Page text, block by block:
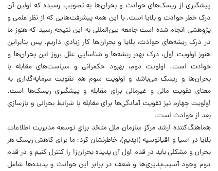
پیشگیری از ریسک‌های حوادث و بحران‌ها به تصویب رسیده که اولین آن
درک خطر حوادث و بلایا است. با این ‌همه پیشرفت‌هایی که از نظر علمی و
پژوهشی انجام شده است جامعه بین‌المللی به این نتیجه رسید که هنوز ما
در درک ریشه‌های حوادث، بلایا و بحران‌ها کار زیادی داریم. پس بنابراین
هنوز اولویت اول، درک بهتر ریشه‌ها و شناسایی علل بروز این بحران‌ها و
حوادث است. اولویت دوم، بهبود حکمرانی و سیاست‌های مقابله با
بحران‌ها و ریسک می‌باشد و اولویت سوم هم تقویت سرمایه‌گذاری به
معنای تقویت مالی و غیرمالی برای مقابله و پیشگیری ریسک‌ها است.
اولویت چهارم نیز تقویت آمادگی‌ها برای مقابله با شرایط بحرانی و بازسازی
بعد از حوادث است.
هماهنگ‌کننده ارشد مركز سازمان ملل متحّد براي توسعه مديريت اطلاعات
بلايا در آسيا و اقيانوسيه (اپديم)، خاطرنشان کرد: ما برای کاهش ریسک هر
بحران و مشکلی باید در قدم اول آن پدیده بحران‌زا را کنترل کنیم و در قدم
دوم وجود آسیب‌پذیری‌ها و ضعف در برابر این حوادث و پدیده‌ها شامل